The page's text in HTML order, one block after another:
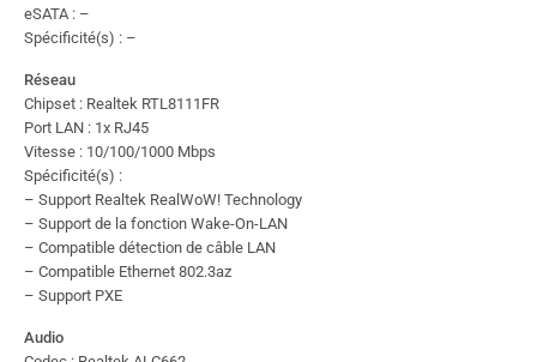
eSATA : –
Spécificité(s) : –
Réseau
Chipset : Realtek RTL8111FR
Port LAN : 1x RJ45
Vitesse : 10/100/1000 Mbps
Spécificité(s) :
– Support Realtek RealWoW! Technology
– Support de la fonction Wake-On-LAN
– Compatible détection de câble LAN
– Compatible Ethernet 802.3az
– Support PXE
Audio